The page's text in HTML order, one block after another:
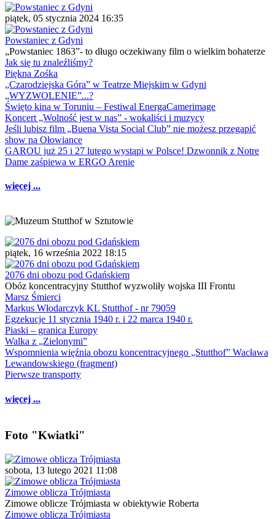
piątek, 05 stycznia 2024 16:35
Powstaniec z Gdyni
„Powstaniec 1863”- to długo oczekiwany film o wielkim bohaterze
Jak się tu znaleźliśmy?
Piękna Zośka
„Czarodziejska Góra” w Teatrze Miejskim w Gdyni
„WYZWOLENIE”...?
Święto kina w Toruniu – Festiwal EnergaCamerimage
Koncert „Wolność jest w nas” - wokaliści i muzycy
Jeśli lubisz film „Buena Vista Social Club” nie możesz przegapić
show na Ołowiance
GAROU już 25 i 27 lutego wystąpi w Polsce! Dzwonnik z Notre
Dame zaśpiewa w ERGO Arenie
więcej ...
piątek, 16 września 2022 18:15
2076 dni obozu pod Gdańskiem
Obóz koncentracyjny Stutthof wyzwoliły wojska III Frontu
Marsz Śmierci
Markus Włodarczyk KL Stutthof - nr 79059
Egzekucje 11 stycznia 1940 r. i 22 marca 1940 r.
Piaski – granica Europy
Walka z „Zielonymi”
Wspomnienia więźnia obozu koncentracyjnego „Stutthof” Wacława
Lewandowskiego (fragment)
Pierwsze transporty
więcej ...
Foto "Kwiatki"
sobota, 13 lutego 2021 11:08
Zimowe oblicza Trójmiasta
Zimowe oblicze Trójmiasta w obiektywie Roberta
Zimowe oblicza Trójmiasta